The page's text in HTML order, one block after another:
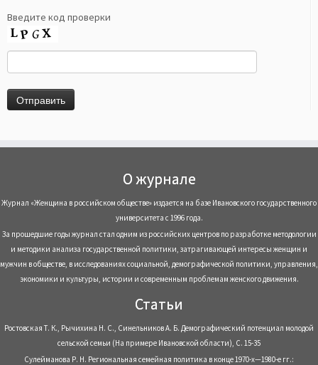
Введите код проверки
О журнале
Журнал «Женщина в российском обществе» издается на базе Ивановского государственного
университета с 1996 года.
За прошедшие годы журнал стал одним из российских центров по разработке методологии
и методики анализа государственной политики, затрагивающей интересы женщин и
мужчин в обществе, в исследованиях социальной, демографической политики, управления,
экономики и культуры, истории и современным проблемам женского движения.
Статьи
Ростовская Т. К., Рычихина Н. С., Синельников А. Б. Демографический потенциал молодой
сельской семьи (На примере Ивановской области), С. 15-35
Сулейманова Р. Н. Региональная семейная политика в конце 1970-х—1980-е гг.: